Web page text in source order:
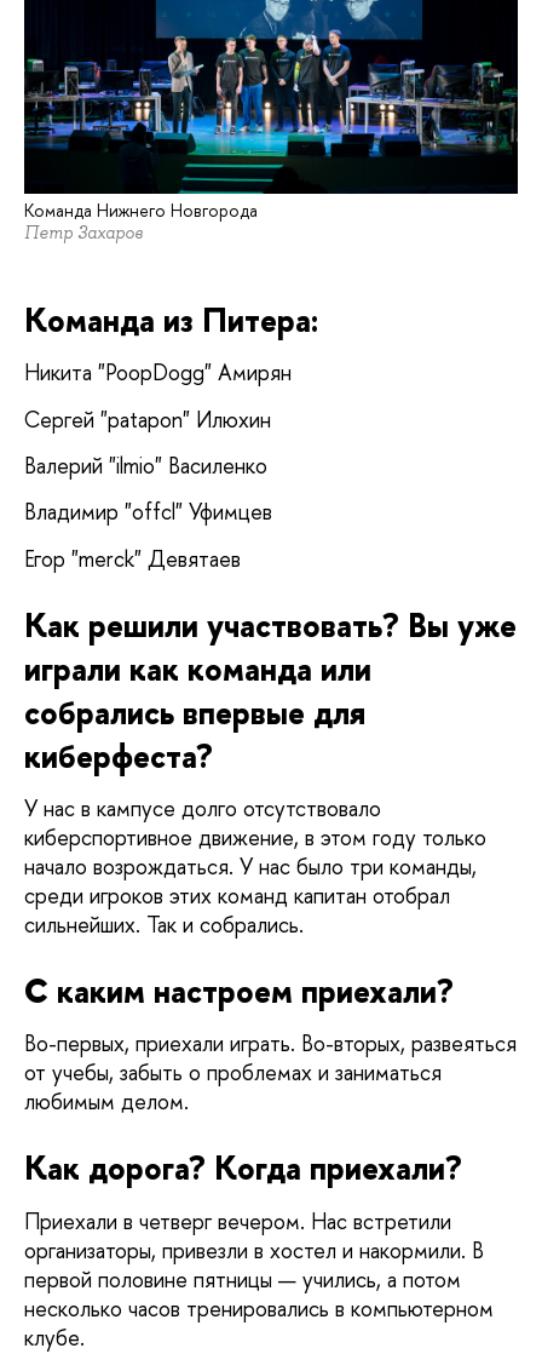
Команда Нижнего Новгорода
Петр Захаров
Команда из Питера:
Никита "PoopDogg" Амирян
Сергей "patapon" Илюхин
Валерий "ilmio" Василенко
Владимир "offcl" Уфимцев
Егор "merck" Девятаев
Как решили участвовать? Вы уже
играли как команда или
собрались впервые для
киберфеста?
У нас в кампусе долго отсутствовало
киберспортивное движение, в этом году только
начало возрождаться. У нас было три команды,
среди игроков этих команд капитан отобрал
сильнейших. Так и собрались.
С каким настроем приехали?
Во-первых, приехали играть. Во-вторых, развеяться
от учебы, забыть о проблемах и заниматься
любимым делом.
Как дорога? Когда приехали?
Приехали в четверг вечером. Нас встретили
организаторы, привезли в хостел и накормили. В
первой половине пятницы — учились, а потом
несколько часов тренировались в компьютерном
клубе.